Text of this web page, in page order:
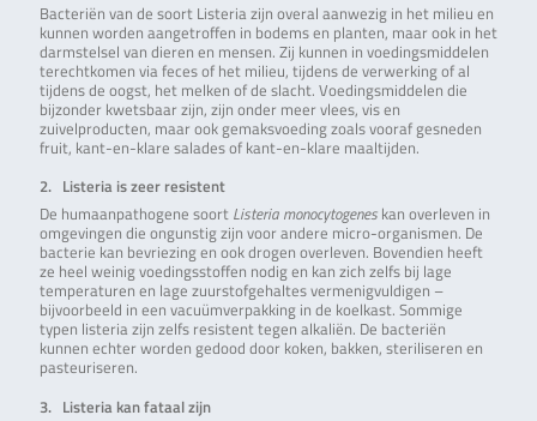
Bacteriën van de soort Listeria zijn overal aanwezig in het milieu en
kunnen worden aangetroffen in bodems en planten, maar ook in het
darmstelsel van dieren en mensen. Zij kunnen in voedingsmiddelen
terechtkomen via feces of het milieu, tijdens de verwerking of al
tijdens de oogst, het melken of de slacht. Voedingsmiddelen die
bijzonder kwetsbaar zijn, zijn onder meer vlees, vis en
zuivelproducten, maar ook gemaksvoeding zoals vooraf gesneden
fruit, kant-en-klare salades of kant-en-klare maaltijden.
2. Listeria is zeer resistent
De humaanpathogene soort Listeria monocytogeneskan overleven in
omgevingen die ongunstig zijn voor andere micro-organismen. De
bacterie kan bevriezing en ook drogen overleven. Bovendien heeft
ze heel weinig voedingsstoffen nodig en kan zich zelfs bij lage
temperaturen en lage zuurstofgehaltes vermenigvuldigen –
bijvoorbeeld in een vacuümverpakking in de koelkast. Sommige
typen listeria zijn zelfs resistent tegen alkaliën. De bacteriën
kunnen echter worden gedood door koken, bakken, steriliseren en
pasteuriseren.
3. Listeria kan fataal zijn